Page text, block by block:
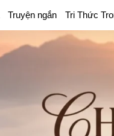
Truyện ngắn Tri Thức